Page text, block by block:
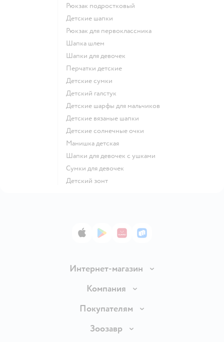
Рюкзак подростковый
Детские шапки
Рюкзак для первоклассника
Шапка шлем
Шапки для девочек
Перчатки детские
Детские сумки
Детский галстук
Детские шарфы для мальчиков
Детские вязаные шапки
Детские солнечные очки
Манишка детская
Шапки для девочек с ушками
Сумки для девочек
Детский зонт
App StoreGoogle Play
AppGallery
RuStore
Интернет-магазин
Доставка и оплата
Обмен и возврат товара
Правила продажи
Компания
О компании
Инвесторам
Покупателям
Бонусные карты
Зоозавр